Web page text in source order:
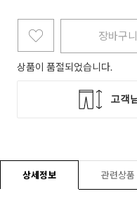
장바구니
상품이 품절되었습니다.
상세정보 관련상품